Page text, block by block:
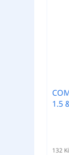
1.5
132